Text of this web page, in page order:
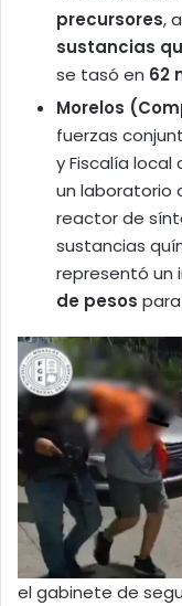
precursores,
sustancias
se tasó en 62
Morelos
fuerzas
y Fiscalía
un laboratorio
reactor de
sustancias
representó un
de pesos
el gabinete de